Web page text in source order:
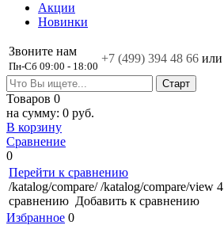
Акции
Новинки
Звоните нам
Пн-Сб 09:00 - 18:00
+7 (499) 394 48 66 или
Товаров 0
на сумму: 0 руб.
В корзину
Сравнение
0
Перейти к сравнению
/katalog/compare/ /katalog/compare/view 4
сравнению Добавить к сравнению
Избранное 0